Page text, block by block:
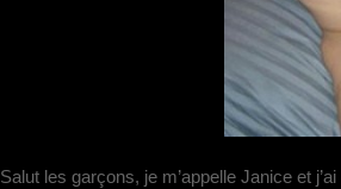
Salut les garçons, je m’appelle Janice et